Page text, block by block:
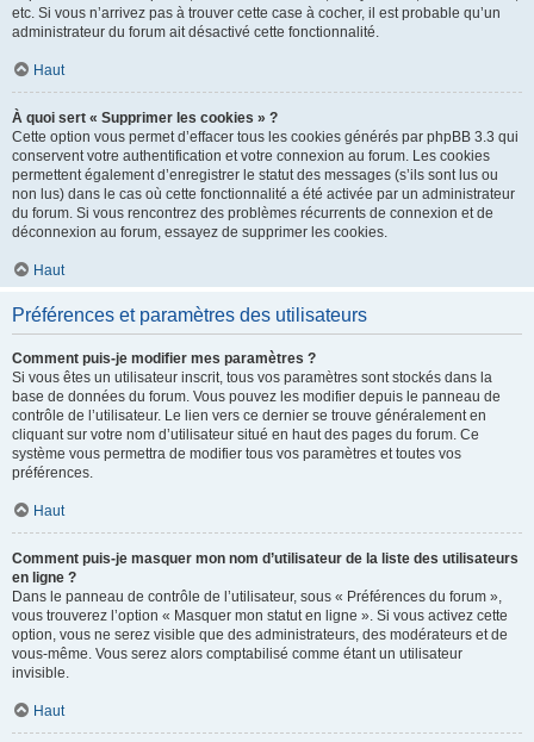
etc. Si vous n’arrivez pas à trouver cette case à cocher, il est probable qu’un
administrateur du forum ait désactivé cette fonctionnalité.
Haut
À quoi sert « Supprimer les cookies » ?
Cette option vous permet d’effacer tous les cookies générés par phpBB 3.3 qui
conservent votre authentification et votre connexion au forum. Les cookies
permettent également d’enregistrer le statut des messages (s’ils sont lus ou
non lus) dans le cas où cette fonctionnalité a été activée par un administrateur
du forum. Si vous rencontrez des problèmes récurrents de connexion et de
déconnexion au forum, essayez de supprimer les cookies.
Haut
Préférences et paramètres des utilisateurs
Comment puis-je modifier mes paramètres ?
Si vous êtes un utilisateur inscrit, tous vos paramètres sont stockés dans la
base de données du forum. Vous pouvez les modifier depuis le panneau de
contrôle de l’utilisateur. Le lien vers ce dernier se trouve généralement en
cliquant sur votre nom d’utilisateur situé en haut des pages du forum. Ce
système vous permettra de modifier tous vos paramètres et toutes vos
préférences.
Haut
Comment puis-je masquer mon nom d’utilisateur de la liste des utilisateurs
en ligne ?
Dans le panneau de contrôle de l’utilisateur, sous « Préférences du forum »,
vous trouverez l’option « Masquer mon statut en ligne ». Si vous activez cette
option, vous ne serez visible que des administrateurs, des modérateurs et de
vous-même. Vous serez alors comptabilisé comme étant un utilisateur
invisible.
Haut